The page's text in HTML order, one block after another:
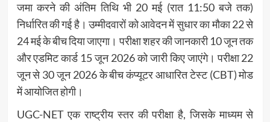
जमा करने की अंतिम तिथि भी 20 मई (रात 11:50 बजे तक)
निर्धारित की गई है। उम्मीदवारों को आवेदन में सुधार का मौका 22 से
24 मई के बीच दिया जाएगा। परीक्षा शहर की जानकारी 10 जून तक
और एडमिट कार्ड 15 जून 2026 को जारी किए जाएंगे। परीक्षा 22
जून से 30 जून 2026 के बीच कंप्यूटर आधारित टेस्ट (CBT) मोड
में आयोजित होगी।
UGC-NET एक राष्ट्रीय स्तर की परीक्षा है, जिसके माध्यम से